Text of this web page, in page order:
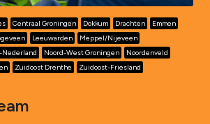
Centraal Groningen Dokkum Drachten
Emmen
Leeuwarden
Meppel/Nijeveen
Nederland Noord-West Groningen
Noordenveld
Zuidoost Drenthe
Zuidoost-Friesland